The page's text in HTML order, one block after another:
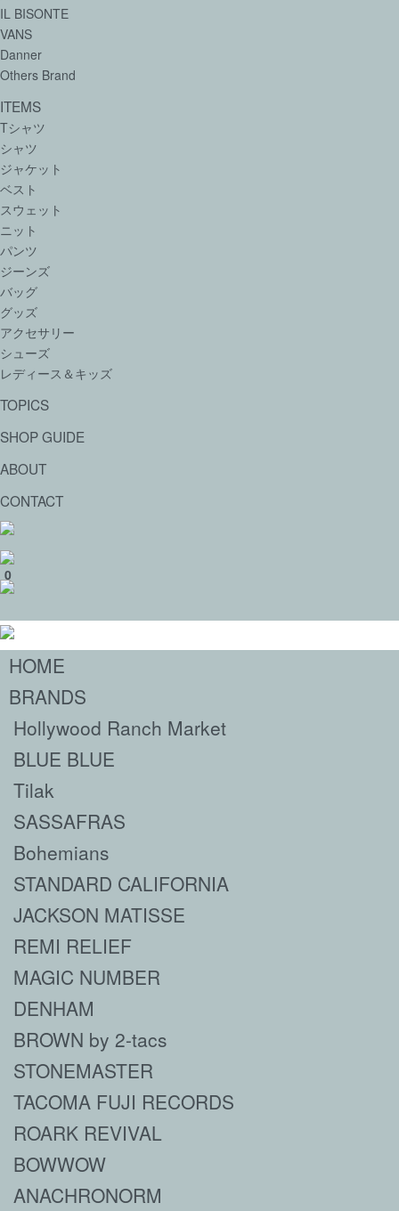
IL BISONTE
VANS
Danner
Others Brand
ITEMS
Tシャツ
シャツ
ジャケット
ベスト
スウェット
ニット
パンツ
ジーンズ
バッグ
グッズ
アクセサリー
シューズ
レディース＆キッズ
TOPICS
SHOP GUIDE
ABOUT
CONTACT
0
HOME
BRANDS
Hollywood Ranch Market
BLUE BLUE
Tilak
SASSAFRAS
Bohemians
STANDARD CALIFORNIA
JACKSON MATISSE
REMI RELIEF
MAGIC NUMBER
DENHAM
BROWN by 2-tacs
STONEMASTER
TACOMA FUJI RECORDS
ROARK REVIVAL
BOWWOW
ANACHRONORM